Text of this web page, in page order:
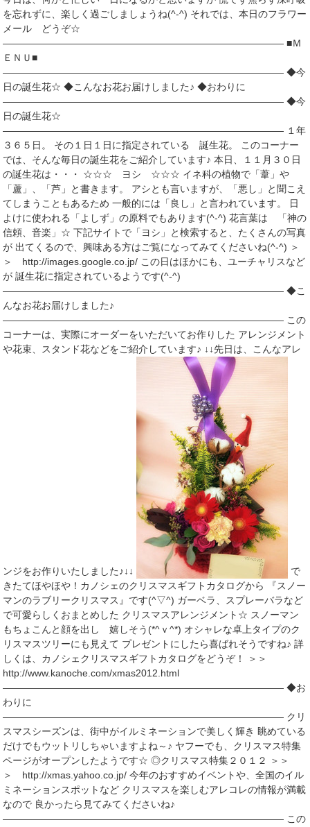
を忘れずに、楽しく過ごしましょうね(^-^) それでは、本日のフラワー
メール どうぞ☆
――――――――――――――――――――――――――――― ■Ｍ
ＥＮＵ■
――――――――――――――――――――――――――――― ◆今
日の誕生花☆ ◆こんなお花お届けしました♪ ◆おわりに
――――――――――――――――――――――――――――― ◆今
日の誕生花☆
――――――――――――――――――――――――――――― １年
３６５日。 その１日１日に指定されている 誕生花。 このコーナー
では、そんな毎日の誕生花をご紹介しています♪ 本日、１１月３０日
の誕生花は・・・ ☆☆☆ ヨシ ☆☆☆ イネ科の植物で「葦」や
「蘆」、「芦」と書きます。 アシとも言いますが、「悪し」と聞こえ
てしまうこともあるため 一般的には「良し」と言われています。 日
よけに使われる「よしず」の原料でもあります(^-^) 花言葉は 「神の
信頼、音楽」☆ 下記サイトで「ヨシ」と検索すると、たくさんの写真
が 出てくるので、興味ある方はご覧になってみてくださいね(^-^) ＞
＞ http://images.google.co.jp/ この日はほかにも、ユーチャリスなど
が 誕生花に指定されているようです(^-^)
――――――――――――――――――――――――――――― ◆こ
んなお花お届けしました♪
――――――――――――――――――――――――――――― この
コーナーは、実際にオーダーをいただいてお作りした アレンジメント
や花束、スタンド花などをご紹介しています♪ ↓↓先日は、こんなアレ
ンジをお作りいたしました♪↓↓
で
きたてほやほや！カノシェのクリスマスギフトカタログから 『スノー
マンのラブリークリスマス』です(^▽^) ガーベラ、スプレーバラなど
で可愛らしくおまとめした クリスマスアレンジメント☆ スノーマン
もちょこんと顔を出し 嬉しそう(*^ｖ^*) オシャレな卓上タイプのク
リスマスツリーにも見えて プレゼントにしたら喜ばれそうですね♪ 詳
しくは、カノシェクリスマスギフトカタログをどうぞ！ ＞＞
http://www.kanoche.com/xmas2012.html
――――――――――――――――――――――――――――― ◆お
わりに
――――――――――――――――――――――――――――― クリ
スマスシーズンは、街中がイルミネーションで美しく輝き 眺めている
だけでもウットリしちゃいますよね～♪ ヤフーでも、クリスマス特集
ページがオープンしたようです☆ ◎クリスマス特集２０１２ ＞＞
＞ http://xmas.yahoo.co.jp/ 今年のおすすめイベントや、全国のイル
ミネーションスポットなど クリスマスを楽しむアレコレの情報が満載
なので 良かったら見てみてくださいね♪
――――――――――――――――――――――――――――― この